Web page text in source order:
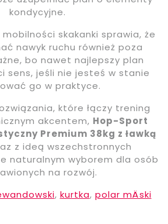
kondycyjne.
skakanki sprawia, że
nawyk ruchu również poza
bo nawet najlepszy plan
sens, jeśli nie jesteś w stanie
go w praktyce.
które łączy trening
akcentem, Hop-Sport
Premium 38kg z ławką
z ideą wszechstronnych
naturalnym wyborem dla osób
na rozwój.
, kurtka, polar mÄski